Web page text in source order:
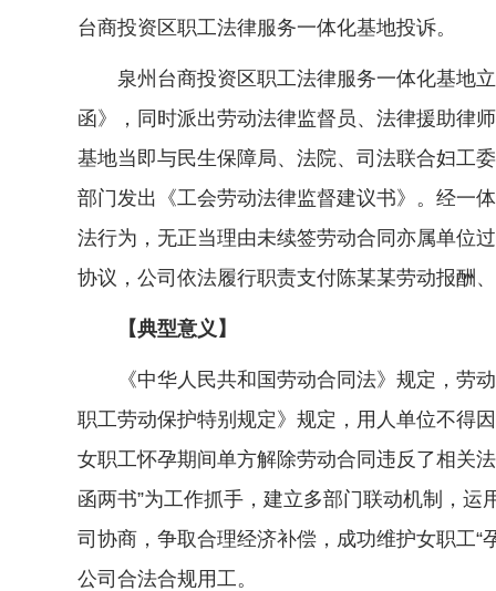
台商投资区职工法律服务一体化基地投诉。
泉州台商投资区职工法律服务一体化基地立
函》，同时派出劳动法律监督员、法律援助律
基地当即与民生保障局、法院、司法联合妇工
部门发出《工会劳动法律监督建议书》。经一
法行为，无正当理由未续签劳动合同亦属单位
协议，公司依法履行职责支付陈某某劳动报酬
【典型意义】
《中华人民共和国劳动合同法》规定，劳动
职工劳动保护特别规定》规定，用人单位不得
女职工怀孕期间单方解除劳动合同违反了相关
函两书”为工作抓手，建立多部门联动机制，
司协商，争取合理经济补偿，成功维护女职工“
公司合法合规用工。